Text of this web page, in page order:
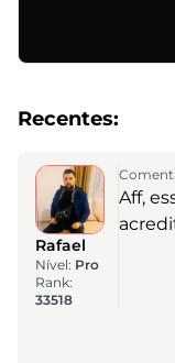
Recentes:
Rafael
Nível: Pro
Rank:
33518
Aff,